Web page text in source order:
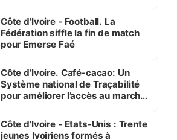
Côte d’Ivoire - Football. La
Fédération siffle la fin de match
pour Emerse Faé
Côte d’Ivoire. Café-cacao: Un
Système national de Traçabilité
pour améliorer l’accès au marché
Côte d'Ivoire - Etats-Unis : Trente
jeunes Ivoiriens formés à